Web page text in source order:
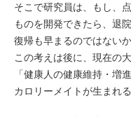
そこで研究員は、もし、
ものを開発できたら、退
復帰も早まるのではない
この考えは後に、現在の大
「健康人の健康維持・増
カロリーメイトが生まれ